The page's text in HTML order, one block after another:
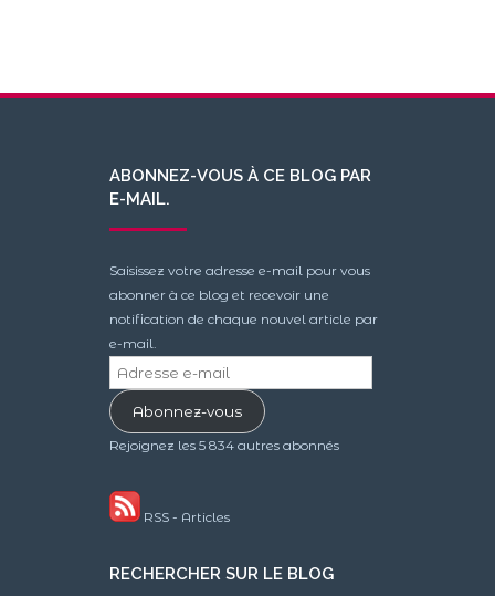
ABONNEZ-VOUS À CE BLOG PAR
E-MAIL.
Saisissez votre adresse e-mail pour vous
abonner à ce blog et recevoir une
notification de chaque nouvel article par
e-mail.
Adresse
e-
mailAbonnez-vous
Rejoignez les 5 834 autres abonnés
RSS - Articles
RECHERCHER SUR LE BLOG